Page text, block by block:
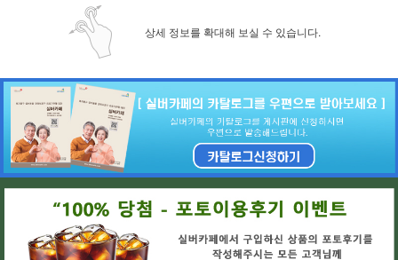
상세 정보를 확대해 보실 수 있습니다.